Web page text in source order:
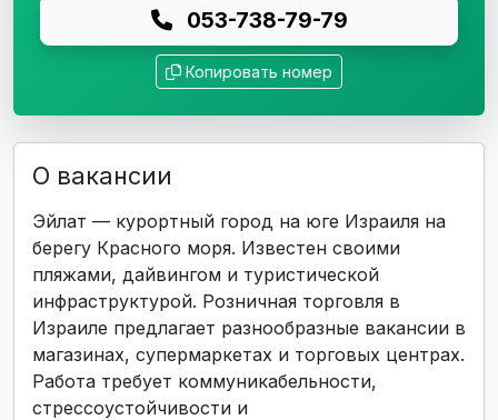
053-738-79-79
Копировать номер
О вакансии
Эйлат — курортный город на юге Израиля на
берегу Красного моря. Известен своими
пляжами, дайвингом и туристической
инфраструктурой. Розничная торговля в
Израиле предлагает разнообразные вакансии в
магазинах, супермаркетах и торговых центрах.
Работа требует коммуникабельности,
стрессоустойчивости и